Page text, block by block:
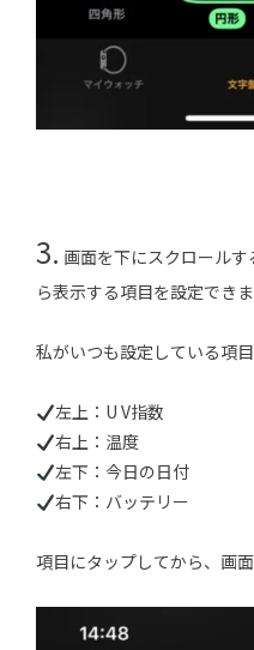
3. 画面を下にスクロール
ら表示する項目を設定できま
私がいつも設定している項目
左上：U V指数
右上：温度
左下：今日の日付
右下：バッテリー
項目にタップしてから、画